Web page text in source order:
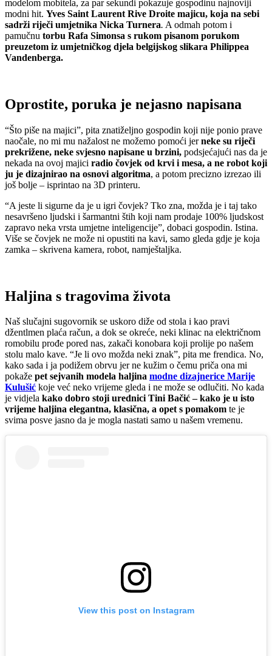
modelom mobitela, za par sekundi pokazuje gospodinu najnoviji
modni hit. Yves Saint Laurent Rive Droite majicu, koja na sebi
sadrži riječi umjetnika Nicka Turnera. A odmah potom i
pamučnu torbu Rafa Simonsa s rukom pisanom porukom
preuzetom iz umjetničkog djela belgijskog slikara Philippea
Vandenberga.
Oprostite, poruka je nejasno napisana
“Što piše na majici”, pita znatiželjno gospodin koji nije ponio prave
naočale, no mi mu nažalost ne možemo pomoći jerneke su riječi
prekrižene, neke svjesno napisane u brzini, podsjećajući nas da je
nekada na ovoj majici radio čovjek od krvi i mesa, a ne robot koji
ju je dizajnirao na osnovi algoritma, a potom precizno izrezao ili
još bolje – isprintao na 3D printeru.
“A jeste li sigurne da je u igri čovjek? Tko zna, možda je i taj tako
nesavršeno ljudski i šarmantni štih koji nam prodaje 100% ljudskost
zapravo neka vrsta umjetne inteligencije”, dobaci gospodin. Istina.
Više se čovjek ne može ni opustiti na kavi, samo gleda gdje je koja
zamka – skrivena kamera, robot, namještaljka.
Haljina s tragovima života
Naš slučajni sugovornik se uskoro diže od stola i kao pravi
džentlmen plaća račun, a dok se okreće, neki klinac na električnom
romobilu prođe pored nas, zakači konobara koji prolije po našem
stolu malo kave. “Je li ovo možda neki znak”, pita me frendica. No,
kako sada i ja podižem obrvu jer ne kužim o čemu priča ona mi
pokaže pet sejvanih modela haljina modne dizajnerice Marije
Kulušić koje već neko vrijeme gleda i ne može se odlučiti. No kada
je vidjela kako dobro stoji urednici Tini Bačić – kako je u isto
vrijeme haljina elegantna, klasična, a opet s pomakom te je
svima posve jasno da je mogla nastati samo u našem vremenu.
View this post on Instagram